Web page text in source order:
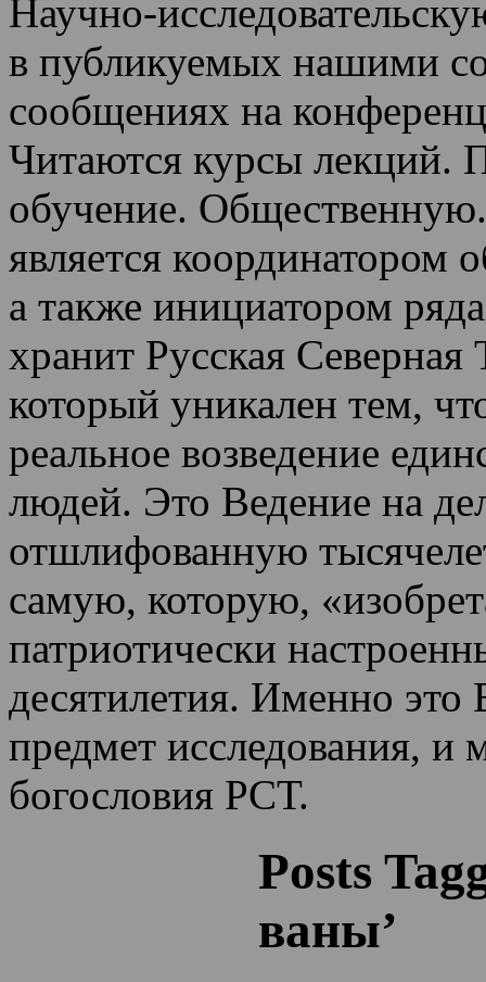
Научно-
в публикуемых нашими
сообщениях на
Читаются курсы лекций.
обучение.
является
а также инициатором
хранит Русская
который уникален тем,
реальное возведение
людей. Это Ведение на
отшлифованную
самую, которую,
патриотически
десятилетия. Именно это
предмет исследования, и
богословия РСТ.
Posts
ваны’